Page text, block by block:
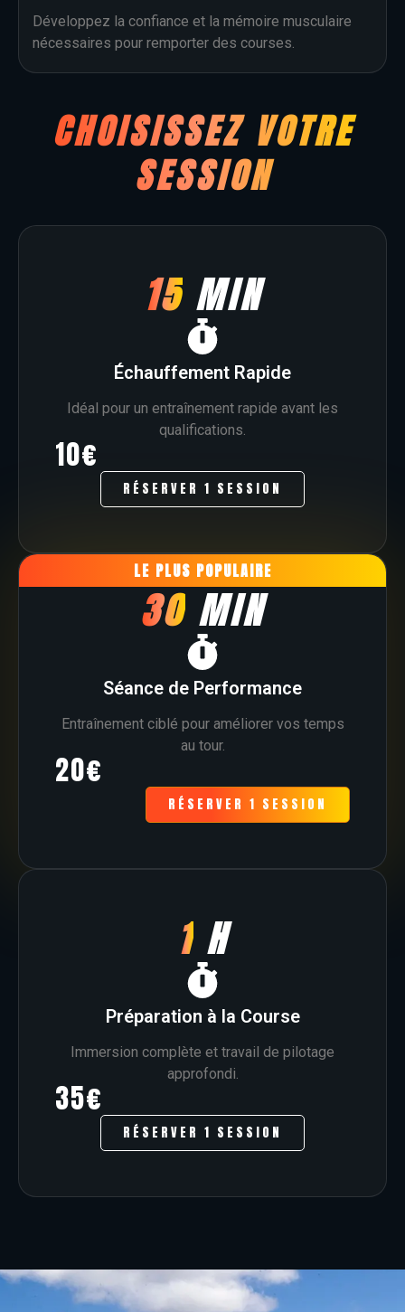
Développez la confiance et la mémoire musculaire
nécessaires pour remporter des courses.
CHOISISSEZ VOTRE
SESSION
15MIN
Échauffement Rapide
Idéal pour un entraînement rapide avant les
qualifications.
10€
RÉSERVER 1 SESSION
LE PLUS POPULAIRE
30 MIN
Séance de Performance
Entraînement ciblé pour améliorer vos temps
au tour.
20€
RÉSERVER 1 SESSION
1H
Préparation à la Course
Immersion complète et travail de pilotage
approfondi.
35€
RÉSERVER 1 SESSION